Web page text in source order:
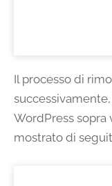
Il processo di
WordPress sopra
mostrato di